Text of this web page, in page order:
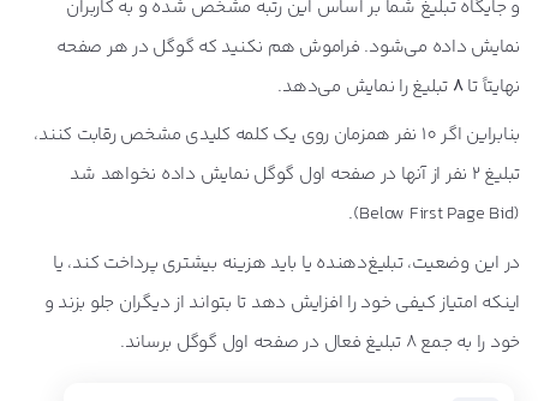
و جایگاه تبلیغ شما بر اساس این رتبه مشخص شده و به کاربران
نمایش داده می‌شود. فراموش هم نکنید که گوگل در هر صفحه
نهایتاً تا8 تبلیغ را نمایش می‌دهد.
بنابراین اگر 10 نفر همزمان روی یک کلمه کلیدی مشخص رقابت کنند،
تبلیغ 2 نفر از آنها در صفحه اول گوگل نمایش داده نخواهد شد
(Below First Page Bid).
در این وضعیت، تبلیغ‌دهنده یا باید هزینه بیشتری پرداخت کند، یا
اینکه امتیاز کیفی خود را افزایش دهد تا بتواند از دیگران جلو بزند و
خود را به جمع 8 تبلیغ فعال در صفحه اول گوگل برساند.